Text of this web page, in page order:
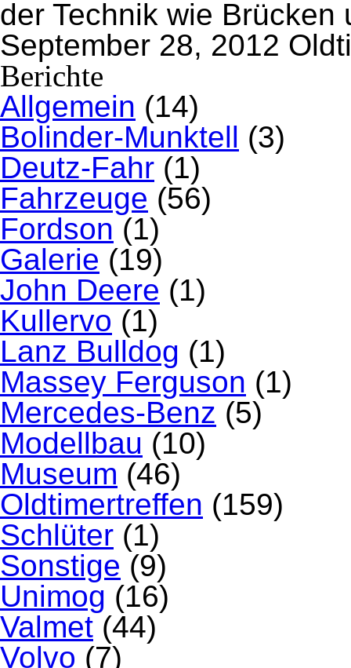
der Technik wie Brücken
September 28, 2012
Berichte
Allgemein (14)
Bolinder-Munktell (3)
Deutz-Fahr (1)
Fahrzeuge (56)
Fordson (1)
Galerie (19)
John Deere (1)
Kullervo (1)
Lanz Bulldog (1)
Massey Ferguson (1)
Mercedes-Benz (5)
Modellbau (10)
Museum (46)
Oldtimertreffen (159)
Schlüter (1)
Sonstige (9)
Unimog (16)
Valmet (44)
Volvo (7)